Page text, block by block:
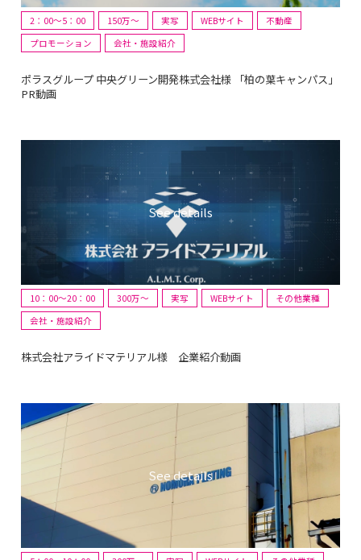
2：00～5：00 150万〜 実写 WEBサイト
不動産
プロモーション
会社・施設紹介
ポラスグループ 中央グリーン開発株式会社様 「柏の葉キャンパス」
PR動画
10：00～20：00 300万〜 実写 WEBサイト
その他業種
会社・施設紹介
株式会社アライドマテリアル様 企業紹介動画